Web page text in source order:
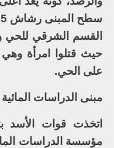
القسم الشرقي للحي
حيث قتلوا امرأة
على الحي.
مبنى الدراسات
مؤسسة الدراسات